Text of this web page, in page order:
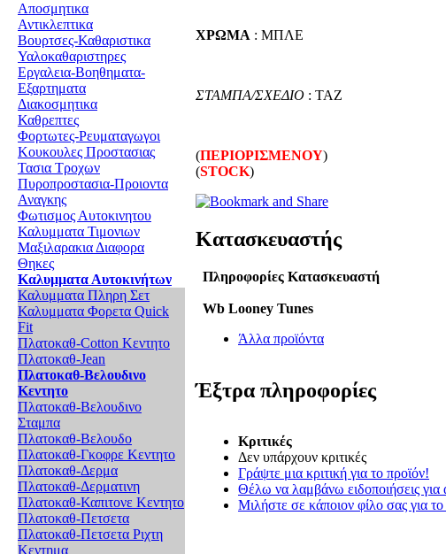
Αποσμητικα
Αντικλεπτικα
Βουρτσες-Καθαριστικα
Υαλοκαθαριστηρες
Εργαλεια-Βοηθηματα-
Εξαρτηματα
Διακοσμητικα
Καθρεπτες
Φορτωτες-Ρευματαγωγοι
Κουκουλες Προστασιας
Τασια Τροχων
Πυροπροστασια-Προιοντα
Αναγκης
Φωτισμος Αυτοκινητου
Καλυμματα Τιμονιων
Μαξιλαρακια Διαφορα
Θηκες
Καλυμματα Αυτοκινήτων
Καλυμματα Πληρη Σετ
Καλυμματα Φορετα Quick
Fit
Πλατοκαθ-Cotton Κεντητο
Πλατοκαθ-Jean
Πλατοκαθ-Βελουδινο
Κεντητο
Πλατοκαθ-Βελουδινο
Σταμπα
Πλατοκαθ-Βελουδο
Πλατοκαθ-Γκοφρε Κεντητο
Πλατοκαθ-Δερμα
Πλατοκαθ-Δερματινη
Πλατοκαθ-Καπιτονε Κεντητο
Πλατοκαθ-Πετσετα
Πλατοκαθ-Πετσετα Ριχτη
Κεντημα
ΧΡΩΜΑ : ΜΠΛΕ
ΣΤΑΜΠΑ/ΣΧΕΔΙΟ : TAZ
(ΠΕΡΙΟΡΙΣΜΕΝΟΥ)
(STOCK)
Κατασκευαστής
Πληροφορίες Κατασκευαστή
Wb Looney Tunes
Άλλα προϊόντα
Έξτρα πληροφορίες
Κριτικές
Δεν υπάρχουν κριτικές
Γράψτε μια κριτική για το προϊόν!
Θέλω να λαμβάνω ειδοποιήσεις για
Μιλήστε σε κάποιον φίλο σας για